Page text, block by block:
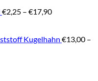
€2,25 – €17,90Preisspanne:
€17,90
Kugelhahn €13,00 –